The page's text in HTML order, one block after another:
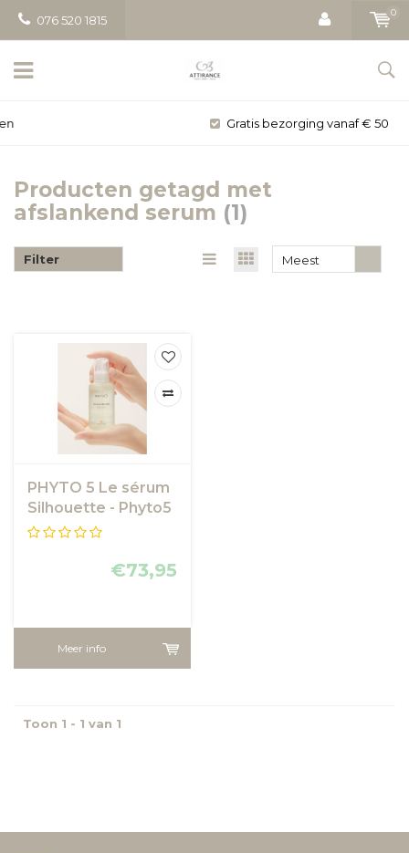
076 520 1815
0
Gratis bezorging vanaf € 50
Producten getagd met
afslankend serum (1)
Filter
Meest
PHYTO 5 Le sérum
Silhouette - Phyto5
€73,95
Meer info
Toon 1 - 1 van 1